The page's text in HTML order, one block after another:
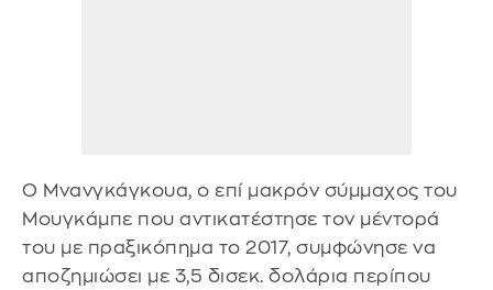
Ο Μνανγκάγκουα, ο επί μακρόν σύμμαχος του
Μουγκάμπε που αντικατέστησε τον μέντορά
του με πραξικόπημα το 2017, συμφώνησε να
αποζημιώσει με 3,5 δισεκ. δολάρια περίπου